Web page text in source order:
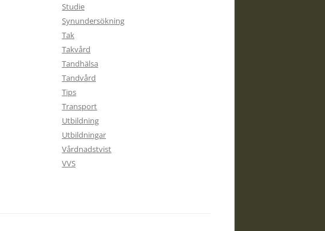
Studie
Synundersökning
Tak
Takvård
Tandhälsa
Tandvård
Tips
Transport
Utbildning
Utbildningar
Vårdnadstvist
VVS